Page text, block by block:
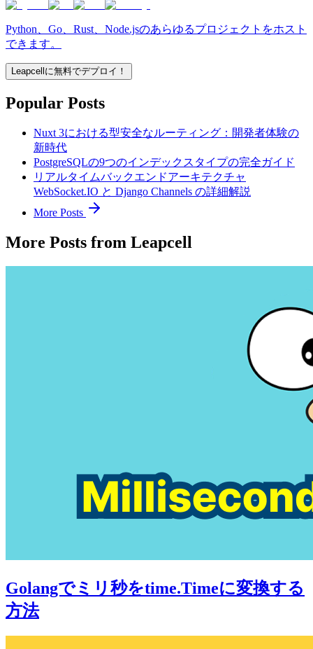
Python、Go、Rust、Node.jsのあらゆるプロジェクトをホスト
できます。
Leapcellに無料でデプロイ！
Popular Posts
Nuxt 3における型安全なルーティング：開発者体験の
新時代
PostgreSQLの9つのインデックスタイプの完全ガイド
リアルタイムバックエンドアーキテクチャ
WebSocket.IO と Django Channels の詳細解説
More Posts
More Posts from Leapcell
Golangでミリ秒をtime.Timeに変換する
方法